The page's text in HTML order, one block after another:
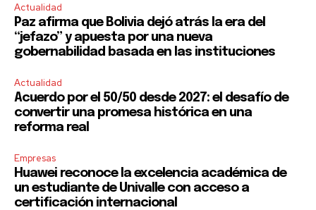
Actualidad
Paz afirma que Bolivia dejó atrás la era del
“jefazo” y apuesta por una nueva
gobernabilidad basada en las instituciones
Actualidad
Acuerdo por el 50/50 desde 2027: el desafío de
convertir una promesa histórica en una
reforma real
Empresas
Huawei reconoce la excelencia académica de
un estudiante de Univalle con acceso a
certificación internacional